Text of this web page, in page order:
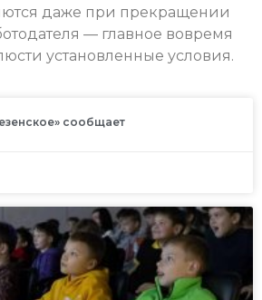
даже при прекращении
— главное вовремя
установленные условия.
сообщает